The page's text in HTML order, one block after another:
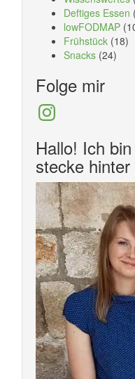
Deftiges Essen
lowFODMAP
Frühstück (18)
Snacks (24)
Folge mir
Instagram
Hallo! Ich
stecke